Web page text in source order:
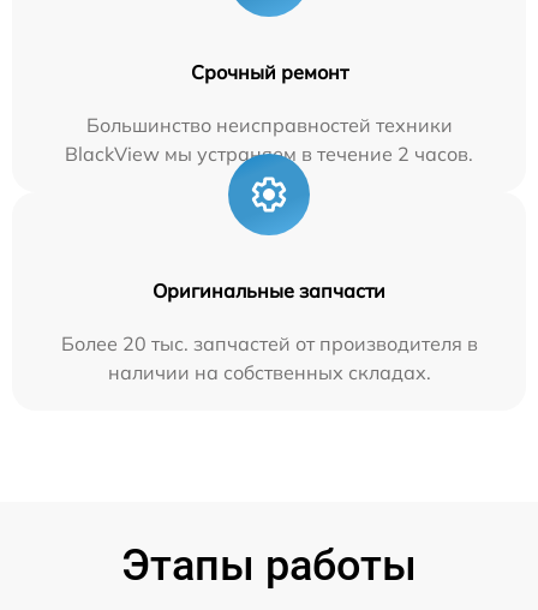
Срочный ремонт
Большинство неисправностей техники
BlackView мы устраняем в течение 2 часов.
Оригинальные запчасти
Более 20 тыс. запчастей от производителя в
наличии на собственных складах.
Этапы работы